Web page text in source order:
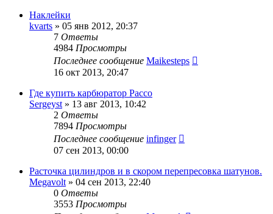
Наклейки
kvarts » 05 янв 2012, 20:37
7 Ответы
4984 Просмотры
Последнее сообщение Maikesteps
16 окт 2013, 20:47
Где купить карбюратор Рассо
Sergeyst » 13 авг 2013, 10:42
2 Ответы
7894 Просмотры
Последнее сообщение infinger
07 сен 2013, 00:00
Расточка цилиндров и в скором перепресовка шатунов.
Megavolt » 04 сен 2013, 22:40
0 Ответы
3553 Просмотры